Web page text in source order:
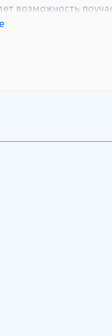
возможность
так и детям.